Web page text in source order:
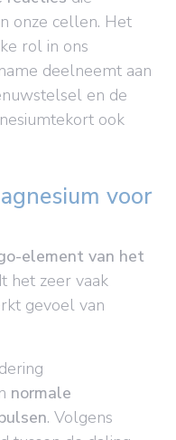
onze cellen. Het
rol in ons
deelneemt aan
en de
ook
voor
element van het
het zeer vaak
gevoel van
normale
. Volgens